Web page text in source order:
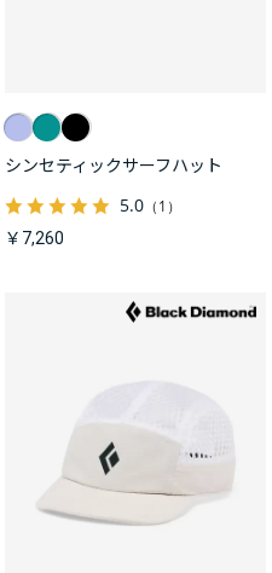
シンセティックサーフハット
5.0（1）
￥7,260